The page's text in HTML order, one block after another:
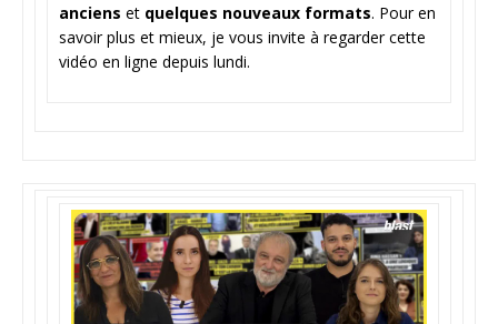
anciens et quelques nouveaux formats. Pour en
savoir plus et mieux, je vous invite à regarder cette
vidéo en ligne depuis lundi.